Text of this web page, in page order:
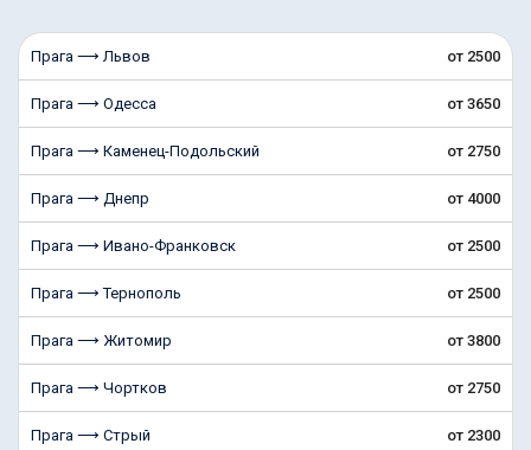
Прага ⟶ Львов от 2500
Прага ⟶ Одесса от 3650
Прага ⟶ Каменец-Подольский от 2750
Прага ⟶ Днепр от 4000
Прага ⟶ Ивано-Франковск от 2500
Прага ⟶ Тернополь от 2500
Прага ⟶ Житомир от 3800
Прага ⟶ Чортков от 2750
Прага ⟶ Стрый от 2300